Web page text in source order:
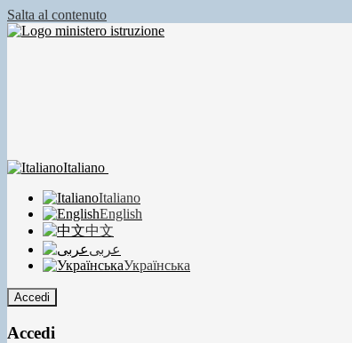
Salta al contenuto
Italiano
Italiano
English
中文
عربى
Українська
Accedi
Accedi